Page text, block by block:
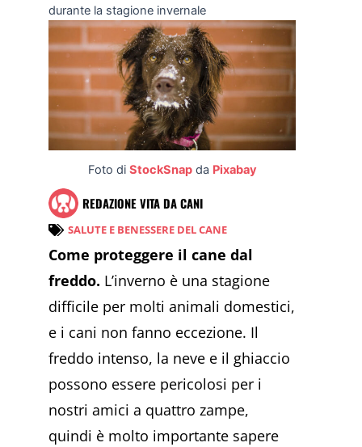
durante la stagione invernale
Foto di StockSnapda Pixabay
REDAZIONE VITA DA CANI
SALUTE E BENESSERE DEL CANE
Come proteggere il cane dal
freddo. L’inverno è una stagione
difficile per molti animali domestici,
e i cani non fanno eccezione. Il
freddo intenso, la neve e il ghiaccio
possono essere pericolosi per i
nostri amici a quattro zampe,
quindi è molto importante sapere